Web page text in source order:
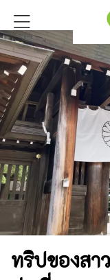
ทริปของสา